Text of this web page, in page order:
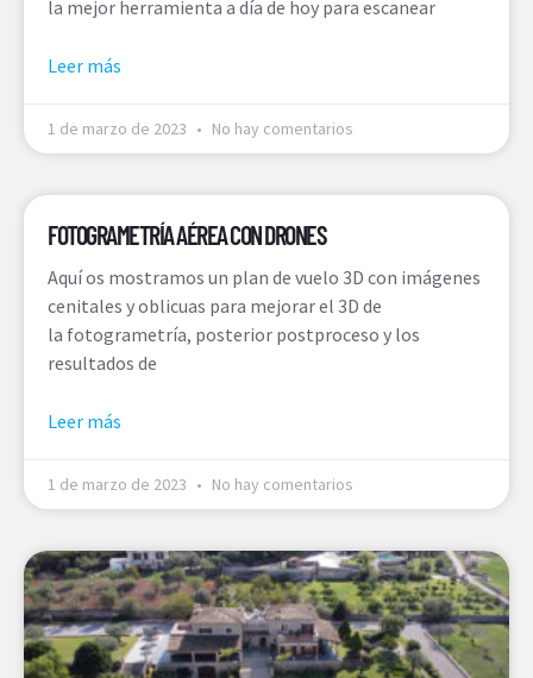
la mejor herramienta a día de hoy para escanear
Leer más
1 de marzo de 2023 No hay comentarios
FOTOGRAMETRÍA AÉREA CON DRONES
Aquí os mostramos un plan de vuelo 3D con imágenes
cenitales y oblicuas para mejorar el 3D de
la fotogrametría, posterior postproceso y los
resultados de
Leer más
1 de marzo de 2023 No hay comentarios